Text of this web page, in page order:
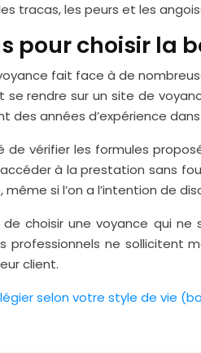
tracas, les peurs et les
pour choisir la
fait face à de
rendre sur un site de
des années d’expérience
de vérifier les formules
à la prestation sans
même si l’on a l’intention de
choisir une voyance qui
professionnels ne sollicitent
client.
selon votre style de vie